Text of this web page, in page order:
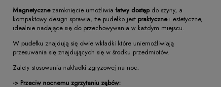
Magnetycznezamknięcie umożliwia łatwy dostępdo szyny, a
kompaktowy design sprawia, że pudełko jest praktycznei estetyczne,
idealnie nadające się do przechowywania w każdym miejscu.
W pudełku znajdują się dwie wkładki które uniemożliwiają
przesuwania się znajdujących się w środku przedmiotów.
Zalety stosowania nakładki zgryzowej na noc:
-> Przeciw nocnemu zgrzytaniu zębów: